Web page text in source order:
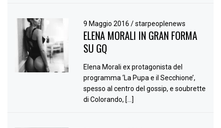
9 Maggio 2016/ starpeoplenews
ELENA MORALI IN GRAN FORMA
SU GQ
Elena Morali ex protagonista del
programma ‘La Pupa e il Secchione’,
spesso al centro del gossip, e soubrette
di Colorando, […]